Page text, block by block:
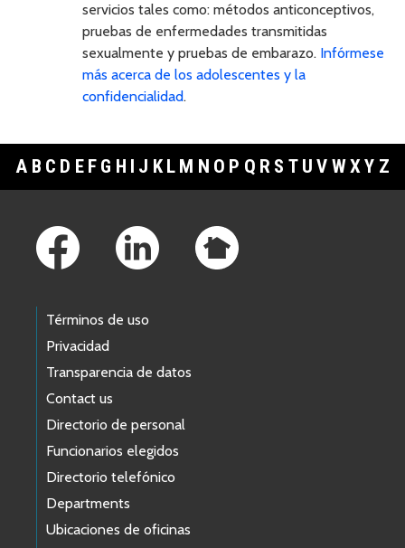
servicios tales como: métodos anticonceptivos,
pruebas de enfermedades transmitidas
sexualmente y pruebas de embarazo. Infórmese
más acerca de los adolescentes y la
confidencialidad.
A B C D E F G H I J K L M N O P Q R S T U V WXY Z
Términos de uso
Privacidad
Transparencia de datos
Contact us
Directorio de personal
Funcionarios elegidos
Directorio telefónico
Departments
Ubicaciones de oficinas